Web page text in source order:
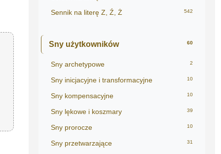
Sennik na literę Z, Ź, Ż 542
Sny użytkowników 60
Sny archetypowe 2
Sny inicjacyjne i transformacyjne 10
Sny kompensacyjne 10
Sny lękowe i koszmary 39
Sny prorocze 10
Sny przetwarzające 31